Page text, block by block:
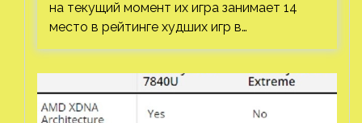
на текущий момент их игра занимает 14
место в рейтинге худших игр в…